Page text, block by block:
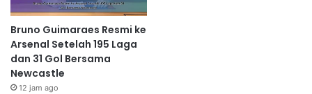
Bruno Guimaraes Resmi ke
Arsenal Setelah 195 Laga
dan 31 Gol Bersama
Newcastle
12 jam ago